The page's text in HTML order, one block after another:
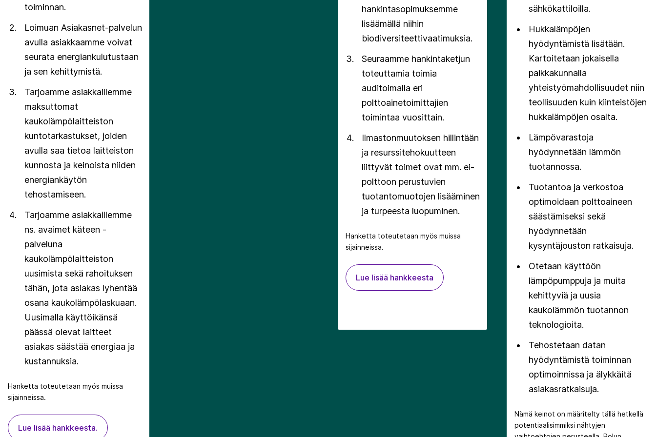
toiminnan.
Loimuan Asiakasnet-palvelun
avulla asiakkaamme voivat
seurata energiankulutustaan
ja sen kehittymistä.
Tarjoamme asiakkaillemme
maksuttomat
kaukolämpölaitteiston
kuntotarkastukset, joiden
avulla saa tietoa laitteiston
kunnosta ja keinoista niiden
energiankäytön
tehostamiseen.
Tarjoamme asiakkaillemme
ns. avaimet käteen -
palveluna
kaukolämpölaitteiston
uusimista sekä rahoituksen
tähän, jota asiakas lyhentää
osana kaukolämpölaskuaan.
Uusimalla käyttöikänsä
päässä olevat laitteet
asiakas säästää energiaa ja
kustannuksia.
Hanketta toteutetaan myös muissa
sijainneissa.
Lue lisää hankkeesta.
seuraamme tavoitteemme edistymistä:
hankintasopimuksemme
lisäämällä niihin
biodiversiteettivaatimuksia.
Seuraamme hankintaketjun
toteuttamia toimia
auditoimalla eri
polttoainetoimittajien
toimintaa vuosittain.
Ilmastonmuutoksen hillintään
ja resurssitehokuutteen
liittyvät toimet ovat mm. ei-
polttoon perustuvien
tuotantomuotojen lisääminen
ja turpeesta luopuminen.
Hanketta toteutetaan myös muissa
sijainneissa.
Lue lisää hankkeesta
hiilineutraaliuteen pääsemiseksi ovat
sähkökattiloilla.
Hukkalämpöjen
hyödyntämistä lisätään.
Kartoitetaan jokaisella
paikkakunnalla
yhteistyömahdollisuudet niin
teollisuuden kuin kiinteistöjen
hukkalämpöjen osalta.
Lämpövarastoja
hyödynnetään lämmön
tuotannossa.
Tuotantoa ja verkostoa
optimoidaan polttoaineen
säästämiseksi sekä
hyödynnetään
kysyntäjouston ratkaisuja.
Otetaan käyttöön
lämpöpumppuja ja muita
kehittyviä ja uusia
kaukolämmön tuotannon
teknologioita.
Tehostetaan datan
hyödyntämistä toiminnan
optimoinnissa ja älykkäitä
asiakasratkaisuja.
Nämä keinot on määritelty tällä hetkellä
potentiaalisimmiksi nähtyjen